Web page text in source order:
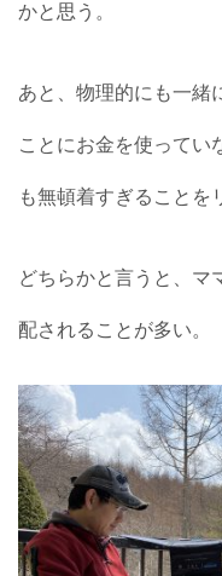
かと思う。
あと、物理的にも一緒
ことにお金を使ってい
も無頓着すぎることを
どちらかと言うと、マ
配されることが多い。